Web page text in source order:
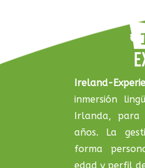
Ireland-
inmersión
Irlanda, para
años. La
forma
edad y perfil